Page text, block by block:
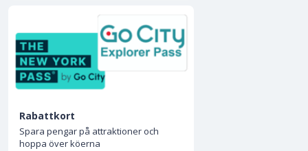
Rabattkort
Spara pengar på attraktioner och
hoppa över köerna